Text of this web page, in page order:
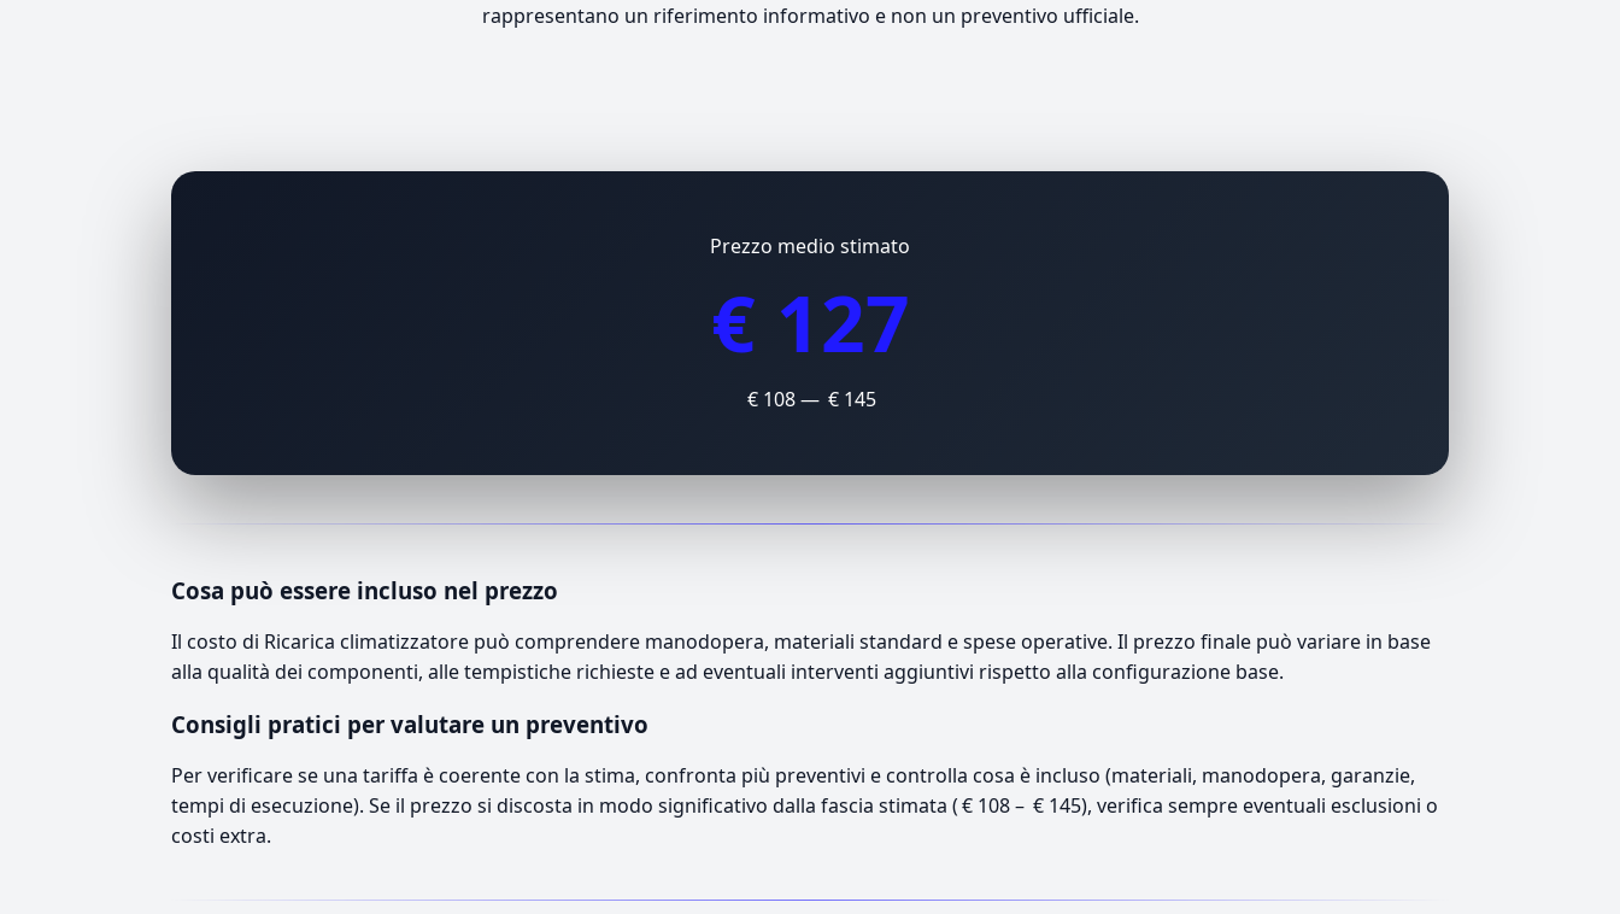
rappresentano un riferimento informativo e non un preventivo ufficiale.
Prezzo medio stimato
€ 127
€ 108 — € 145
Cosa può essere incluso nel prezzo
Il costo di Ricarica climatizzatore può comprendere manodopera, materiali standard e spese operative. Il prezzo finale può variare in base
alla qualità dei componenti, alle tempistiche richieste e ad eventuali interventi aggiuntivi rispetto alla configurazione base.
Consigli pratici per valutare un preventivo
Per verificare se una tariffa è coerente con la stima, confronta più preventivi e controlla cosa è incluso (materiali, manodopera, garanzie,
tempi di esecuzione). Se il prezzo si discosta in modo significativo dalla fascia stimata ( € 108 – € 145), verifica sempre eventuali esclusioni o
costi extra.